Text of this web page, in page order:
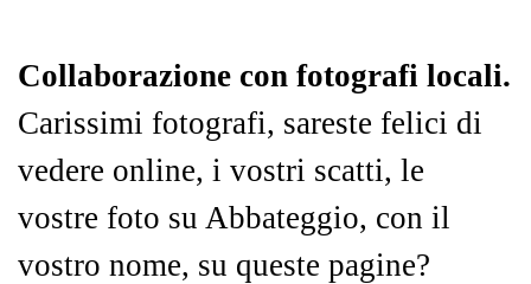
Collaborazione con fotografi locali.
Carissimi fotografi, sareste felici di
vedere online, i vostri scatti, le
vostre foto su Abbateggio, con il
vostro nome, su queste pagine?